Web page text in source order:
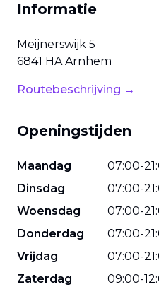
Informatie
Meijnerswijk 5
6841 HA Arnhem
Routebeschrijving →
Openingstijden
Maandag 07:00-21:
Dinsdag
07:00-21:
Woensdag
07:00-21:
Donderdag
07:00-21:
Vrijdag
07:00-21:
Zaterdag
09:00-12: